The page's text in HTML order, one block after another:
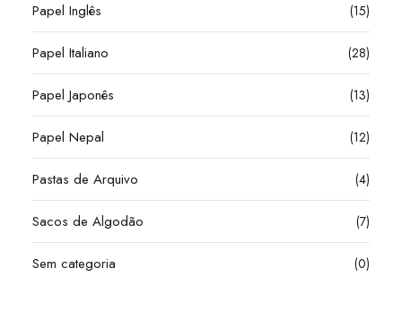
Papel Inglês (15)
Papel Italiano (28)
Papel Japonês (13)
Papel Nepal (12)
Pastas de Arquivo (4)
Sacos de Algodão (7)
Sem categoria (0)